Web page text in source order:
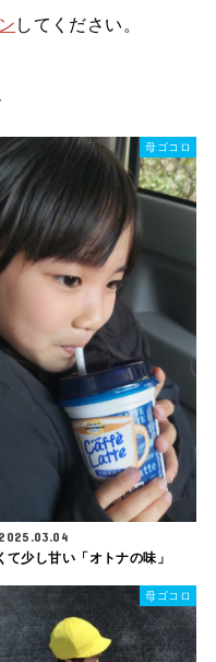
してください。
母ゴコロ
2025.03.04
て少し甘い「オトナの味」
母ゴコロ